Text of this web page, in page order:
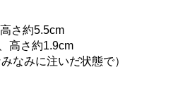
さ約5.5cm
高さ約1.9cm
みに注いだ状態で）